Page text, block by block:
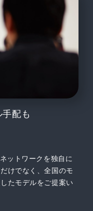
配も
ットワークを独自に
けでなく、全国のモ
たモデルをご提案い